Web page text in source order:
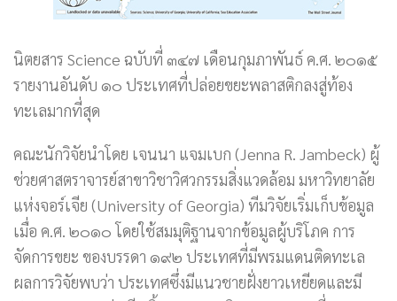
นิตยสาร Science ฉบับที่ ๓๔๗ เดือนกุมภาพันธ์ ค.ศ. ๒๐๑๕
รายงานอันดับ ๑๐ ประเทศที่ปล่อยขยะพลาสติกลงสู่ท้อง
ทะเลมากที่สุด
คณะนักวิจัยนำโดย เจนนา แจมเบก (Jenna R. Jambeck) ผู้
ช่วยศาสตราจารย์สาขาวิชาวิศวกรรมสิ่งแวดล้อม มหาวิทยาลัย
แห่งจอร์เจีย (University of Georgia) ทีมวิจัยเริ่มเก็บข้อมูล
เมื่อ ค.ศ. ๒๐๑๐ โดยใช้สมมุติฐานจากข้อมูลผู้บริโภค การ
จัดการขยะ ของบรรดา ๑๙๒ ประเทศที่มีพรมแดนติดทะเล
ผลการวิจัยพบว่า ประเทศซึ่งมีแนวชายฝั่งยาวเหยียดและมี